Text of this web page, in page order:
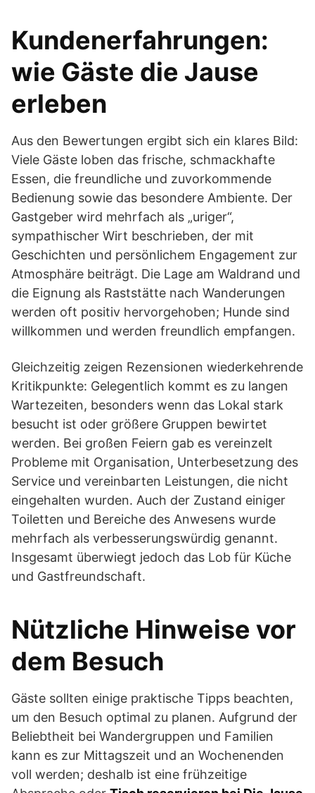
Kundenerfahrungen:
wie Gäste die Jause
erleben
Aus den Bewertungen ergibt sich ein klares Bild:
Viele Gäste loben das frische, schmackhafte
Essen, die freundliche und zuvorkommende
Bedienung sowie das besondere Ambiente. Der
Gastgeber wird mehrfach als „uriger“,
sympathischer Wirt beschrieben, der mit
Geschichten und persönlichem Engagement zur
Atmosphäre beiträgt. Die Lage am Waldrand und
die Eignung als Raststätte nach Wanderungen
werden oft positiv hervorgehoben; Hunde sind
willkommen und werden freundlich empfangen.
Gleichzeitig zeigen Rezensionen wiederkehrende
Kritikpunkte: Gelegentlich kommt es zu langen
Wartezeiten, besonders wenn das Lokal stark
besucht ist oder größere Gruppen bewirtet
werden. Bei großen Feiern gab es vereinzelt
Probleme mit Organisation, Unterbesetzung des
Service und vereinbarten Leistungen, die nicht
eingehalten wurden. Auch der Zustand einiger
Toiletten und Bereiche des Anwesens wurde
mehrfach als verbesserungswürdig genannt.
Insgesamt überwiegt jedoch das Lob für Küche
und Gastfreundschaft.
Nützliche Hinweise vor
dem Besuch
Gäste sollten einige praktische Tipps beachten,
um den Besuch optimal zu planen. Aufgrund der
Beliebtheit bei Wandergruppen und Familien
kann es zur Mittagszeit und an Wochenenden
voll werden; deshalb ist eine frühzeitige